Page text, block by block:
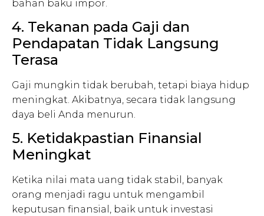
bahan baku impor.
4. Tekanan pada Gaji dan
Pendapatan Tidak Langsung
Terasa
Gaji mungkin tidak berubah, tetapi biaya hidup
meningkat. Akibatnya, secara tidak langsung
daya beli Anda menurun.
5. Ketidakpastian Finansial
Meningkat
Ketika nilai mata uang tidak stabil, banyak
orang menjadi ragu untuk mengambil
keputusan finansial, baik untuk investasi